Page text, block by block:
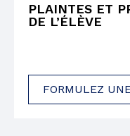
PLAINTES ET
DE L’ÉLÈVE
FORMULEZ